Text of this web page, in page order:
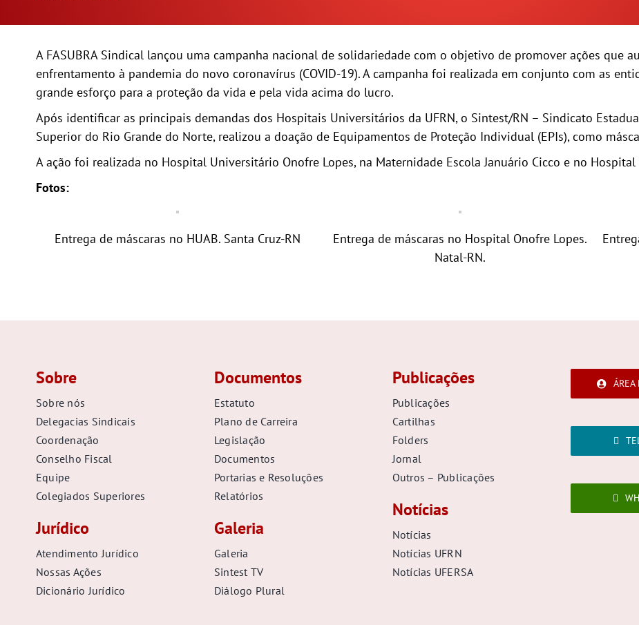
A FASUBRA Sindical lançou uma campanha nacional de solidariedade com o objetivo de promover ações que
enfrentamento à pandemia do novo coronavírus (COVID-19). A campanha foi realizada em conjunto com as
grande esforço para a proteção da vida e pela vida acima do lucro.
Após identificar as principais demandas dos Hospitais Universitários da UFRN, o Sintest/RN – Sindicato
Superior do Rio Grande do Norte, realizou a doação de Equipamentos de Proteção Individual (EPIs), como
A ação foi realizada no Hospital Universitário Onofre Lopes, na Maternidade Escola Januário Cicco e no
Fotos:
Entrega de máscaras no HUAB. Santa Cruz-RN
Entrega de máscaras no Hospital Onofre Lopes.
Natal-RN.
Sobre
Sobre nós
Delegacias Sindicais
Coordenação
Conselho Fiscal
Equipe
Colegiados Superiores
Jurídico
Atendimento Jurídico
Nossas Ações
Dicionário Jurídico
Documentos
Estatuto
Plano de Carreira
Legislação
Documentos
Portarias e Resoluções
Relatórios
Galeria
Galeria
Sintest TV
Diálogo Plural
Publicações
Publicações
Cartilhas
Folders
Jornal
Outros – Publicações
Notícias
Notícias
Notícias UFRN
Notícias UFERSA
ÁREA